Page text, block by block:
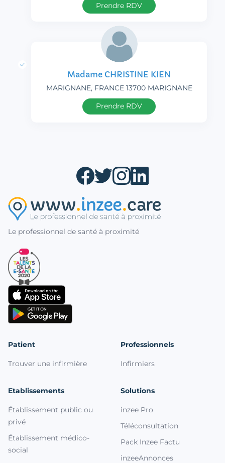
Prendre RDV
Madame CHRISTINE KIEN
MARIGNANE, FRANCE 13700 MARIGNANE
Prendre RDV
Le professionnel de santé à proximité
Patient
Trouver une infirmière
Professionnels
Infirmiers
Etablissements
Établissement public ou
privé
Établissement médico-
social
Solutions
inzee Pro
Téléconsultation
Pack Inzee Factu
inzeeAnnonces